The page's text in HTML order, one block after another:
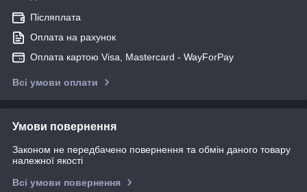
Післяплата
Оплата на рахунок
Оплата картою Visa, Mastercard - WayForPay
Всі умови оплати
Умови повернення
Законом не передбачено повернення та обмін даного товару
належної якості
Всі умови повернення